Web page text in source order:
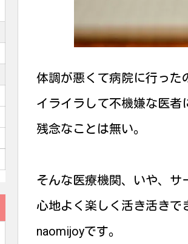
体調が悪くて病院に行った
イライラして不機嫌な医者
残念なことは無い。
そんな医療機関、いや、サ
心地よく楽しく活き活きで
naomijoyです。